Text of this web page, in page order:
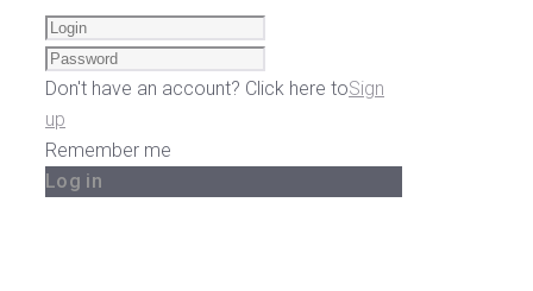
Don't have an account? Click here toSign
up
Remember me
Log in